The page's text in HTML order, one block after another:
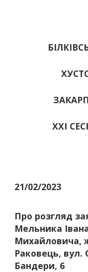
ХХІ
21/02/2023
Про розгляд
Мельника
Михайловича,
Раковець, вул.
Бандери, 6